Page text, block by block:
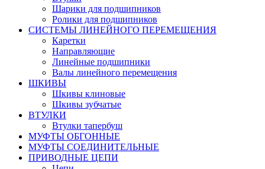
Шарики для подшипников
Ролики для подшипников
СИСТЕМЫ ЛИНЕЙНОГО ПЕРЕМЕЩЕНИЯ
Каретки
Направляющие
Линейные подшипники
Валы линейного перемещения
ШКИВЫ
Шкивы клиновые
Шкивы зубчатые
ВТУЛКИ
Втулки тапербуш
МУФТЫ ОБГОННЫЕ
МУФТЫ СОЕДИНИТЕЛЬНЫЕ
ПРИВОДНЫЕ ЦЕПИ